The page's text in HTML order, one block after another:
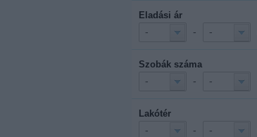
Eladási ár
- - -
Szobák száma
- - -
Lakótér
- - -